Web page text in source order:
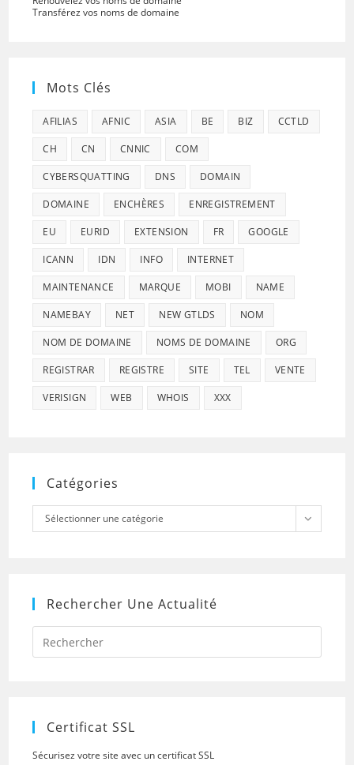
Transférez vos noms de domaine
Mots Clés
AFILIAS AFNIC ASIA BE BIZ CCTLD
CH CN CNNIC COM
CYBERSQUATTING DNS DOMAIN
DOMAINE ENCHÈRES ENREGISTREMENT
EU EURID EXTENSION FR GOOGLE
ICANN IDN INFO INTERNET
MAINTENANCE MARQUE MOBI NAME
NAMEBAY NET NEW GTLDS NOM
NOM DE DOMAINE NOMS DE DOMAINE ORG
REGISTRAR REGISTRE SITE TEL VENTE
VERISIGN WEB WHOIS XXX
Catégories
Catégories
Sélectionner une catégorie
Rechercher Une Actualité
Press
to
Certificat SSL
Sécurisez votre site avec un certificat SSL